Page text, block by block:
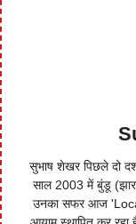
सुभाष शेखर पिछले दो
साल 2003 में बुंडू
उनका सफर आज